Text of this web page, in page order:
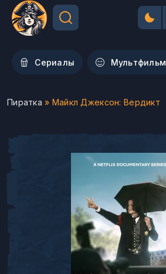
Сериалы
Пиратка » Майкл Джексон: Вердикт